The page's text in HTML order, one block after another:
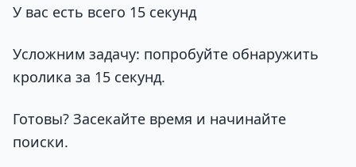
У вас есть всего 15 секунд
Усложним задачу: попробуйте обнаружить
кролика за 15 секунд.
Готовы? Засекайте время и начинайте
поиски.